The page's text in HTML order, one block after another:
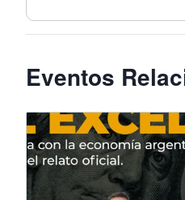
Eventos